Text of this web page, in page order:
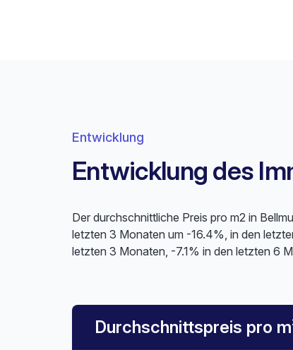
Entwicklung
Entwicklung des
Der durchschnittliche Preis pro m2 in
letzten 3 Monaten um -16.4%, in den
letzten 3 Monaten, -7.1% in den letzten 6
Durchschnittspreis pro